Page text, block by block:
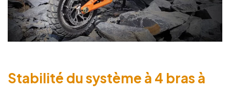
Stabilité du système à 4 bras à